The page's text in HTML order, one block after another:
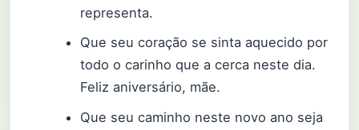
representa.
Que seu coração se sinta aquecido por
todo o carinho que a cerca neste dia.
Feliz aniversário, mãe.
Que seu caminho neste novo ano seja